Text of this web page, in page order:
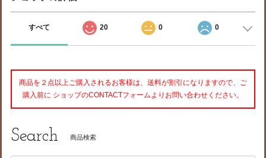
すべて 20 0 0
商品を２点以上ご購入されるお客様は、送料が割引になりますので、ご
購入前に ショップのCONTACTフォームよりお問い合わせください。
Search 商品検索